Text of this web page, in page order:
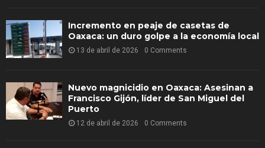
Incremento en peaje de casetas de
Oaxaca: un duro golpe a la economía local
13 de abril de 2026 0 Comments
Nuevo magnicidio en Oaxaca: Asesinan a
Francisco Gijón, líder de San Miguel del
Puerto
12 de abril de 2026 0 Comments